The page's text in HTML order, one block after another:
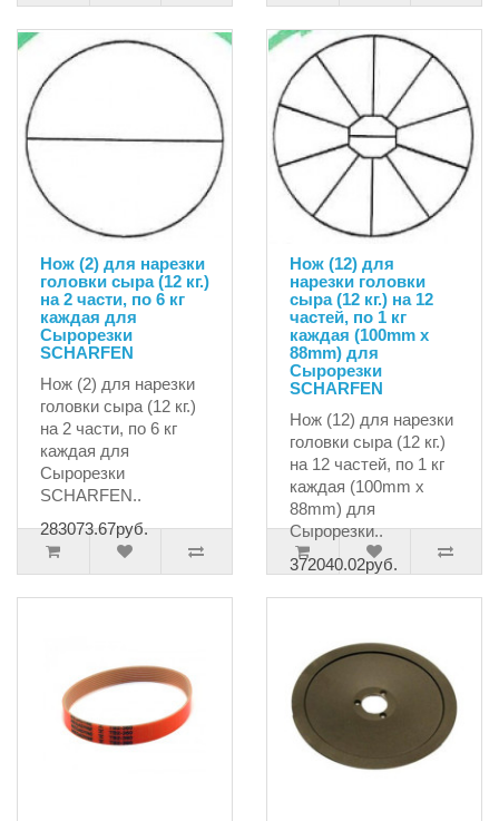
Нож (2) для нарезки
головки сыра (12 кг.)
на 2 части, по 6 кг
каждая для
Сырорезки
SCHARFEN
Нож (2) для нарезки
головки сыра (12 кг.)
на 2 части, по 6 кг
каждая для
Сырорезки
SCHARFEN..
283073.67руб.
Нож (12) для
нарезки головки
сыра (12 кг.) на 12
частей, по 1 кг
каждая (100mm х
88mm) для
Сырорезки
SCHARFEN
Нож (12) для нарезки
головки сыра (12 кг.)
на 12 частей, по 1 кг
каждая (100mm х
88mm) для
Сырорезки..
372040.02руб.